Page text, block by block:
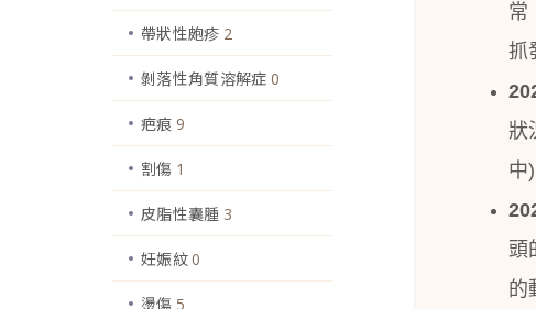
帶狀性皰疹 2
剝落性角質溶解症 0
疤痕 9
割傷 1
皮脂性囊腫 3
妊娠紋0
燙傷 5
常
抓
狀
中)
頭
的